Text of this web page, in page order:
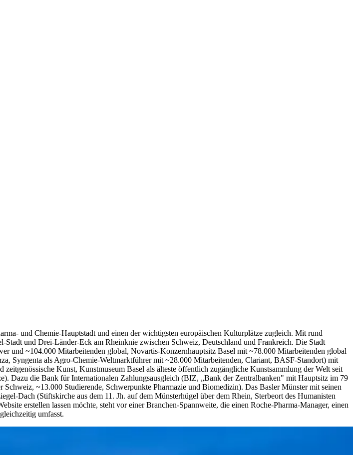
und Chemie-Hauptstadt und einen der wichtigsten europäischen Kulturplätze zugleich. Mit rund
und Drei-Länder-Eck am Rheinknie zwischen Schweiz, Deutschland und Frankreich. Die Stadt
und ~104.000 Mitarbeitenden global, Novartis-Konzernhauptsitz Basel mit ~78.000 Mitarbeitenden global
Syngenta als Agro-Chemie-Weltmarktführer mit ~28.000 Mitarbeitenden, Clariant, BASF-Standort) mit
Kunst, Kunstmuseum Basel als älteste öffentlich zugängliche Kunstsammlung der Welt seit
Dazu die Bank für Internationalen Zahlungsausgleich (BIZ, „Bank der Zentralbanken" mit Hauptsitz im 79
~13.000 Studierende, Schwerpunkte Pharmazie und Biomedizin). Das Basler Münster mit seinen
Dach (Stiftskirche aus dem 11. Jh. auf dem Münsterhügel über dem Rhein, Sterbeort des Humanisten
erstellen lassen möchte, steht vor einer Branchen-Spannweite, die einen Roche-Pharma-Manager, einen
umfasst.